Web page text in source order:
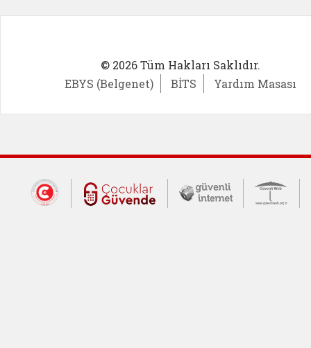
© 2026 Tüm Hakları Saklıdır.
EBYS (Belgenet)
BİTS Yardım Masası
Dış Bağlantılar
Cumhurbaşkanlığı İletişim Merkezi
Çocuklar Güvende (yeni
Güvenli